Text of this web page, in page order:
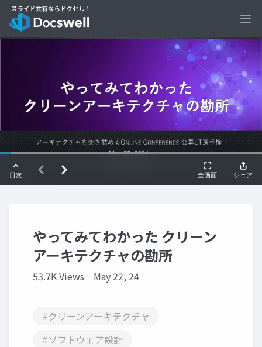
やってみてわかった クリーン
アーキテクチャの勘所
53.7K Views May 22, 24
#クリーンアーキテクチャ
#ソフトウェア設計